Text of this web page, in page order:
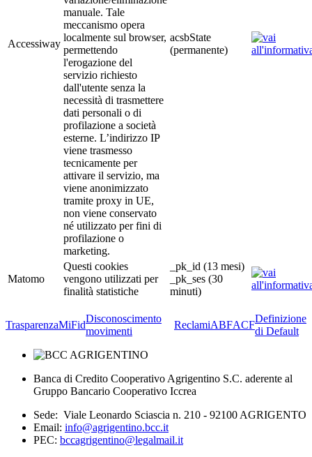
Accessiway
manuale. Tale
meccanismo opera
localmente sul browser,
permettendo
l'erogazione del
servizio richiesto
dall'utente senza la
necessità di trasmettere
dati personali o di
profilazione a società
esterne. L’indirizzo IP
viene trasmesso
tecnicamente per
attivare il servizio, ma
viene anonimizzato
tramite proxy in UE,
non viene conservato
né utilizzato per fini di
profilazione o
marketing.
acsbState
(permanente)
Matomo
Questi cookies
vengono utilizzati per
finalità statistiche
_pk_id (13 mesi)
_pk_ses (30
minuti)
TrasparenzaMiFid
Disconoscimento
movimenti
ReclamiABFACF
Definizione
di Default
Banca di Credito Cooperativo Agrigentino S.C. aderente al
Gruppo Bancario Cooperativo Iccrea
Sede: Viale Leonardo Sciascia n. 210 - 92100 AGRIGENTO
Email: info@agrigentino.bcc.it
PEC: bccagrigentino@legalmail.it